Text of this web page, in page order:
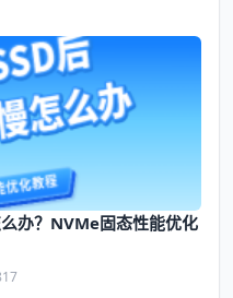
办？NVMe固态性能优化